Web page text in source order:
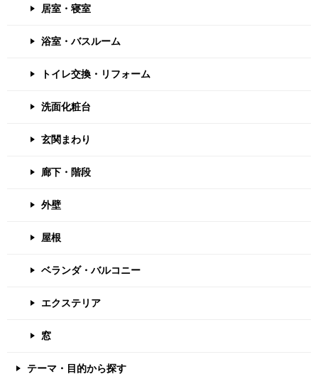
居室・寝室
浴室・バスルーム
トイレ交換・リフォーム
洗面化粧台
玄関まわり
廊下・階段
外壁
屋根
ベランダ・バルコニー
エクステリア
窓
テーマ・目的から探す